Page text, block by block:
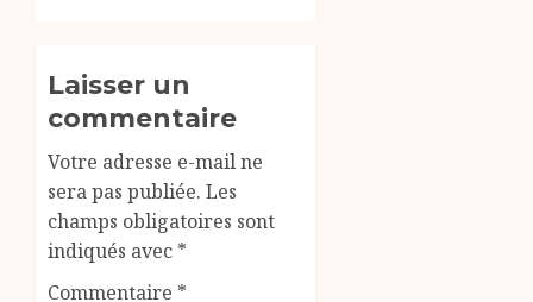
Laisser un
commentaire
Votre adresse e-mail ne
sera pas publiée. Les
champs obligatoires sont
indiqués avec *
Commentaire *